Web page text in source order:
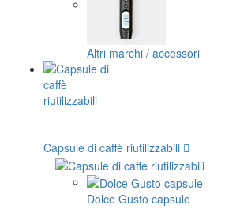
Altri marchi / accessori
Capsule di caffè riutilizzabili
Dolce Gusto capsule